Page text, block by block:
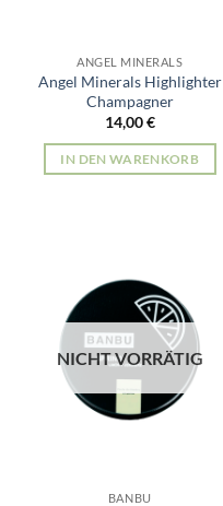
ANGEL MINERALS
Angel Minerals Highlighter
Champagner
14,00€
IN DEN WARENKORB
NICHT VORRÄTIG
BANBU